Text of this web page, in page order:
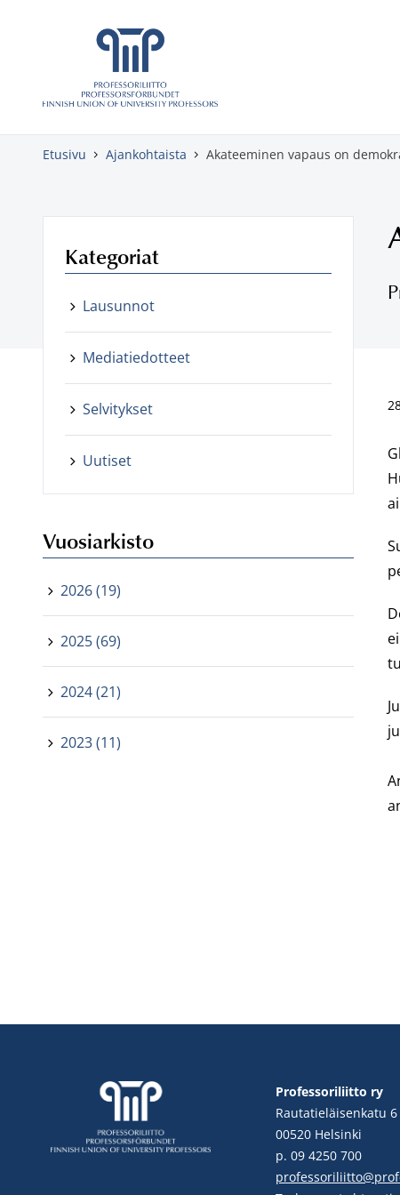
Skippaa sisältö
Etusivu Ajankohtaista Akateeminen vapaus on
Kategoriat
Lausunnot
Mediatiedotteet
Selvitykset
Uutiset
Vuosiarkisto
2026 (19)
2025 (69)
2024 (21)
2023 (11)
Professoriliitto ry
Rautatieläisenkatu 6
00520 Helsinki
p. 09 4250 700